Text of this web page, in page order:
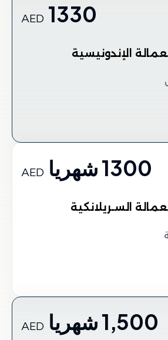
1330
AED
الإندونيسية
1300 شهريا AED
السـريلانكية
1,500 شهريا AED